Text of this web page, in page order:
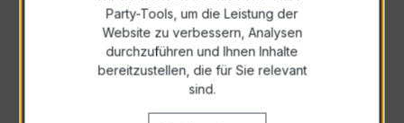
Anfrage schriftlich
Als PDF exportieren
Party-Tools, um die Leistung der
Website zu verbessern, Analysen
durchzuführen und Ihnen Inhalte
bereitzustellen, die für Sie relevant
sind.